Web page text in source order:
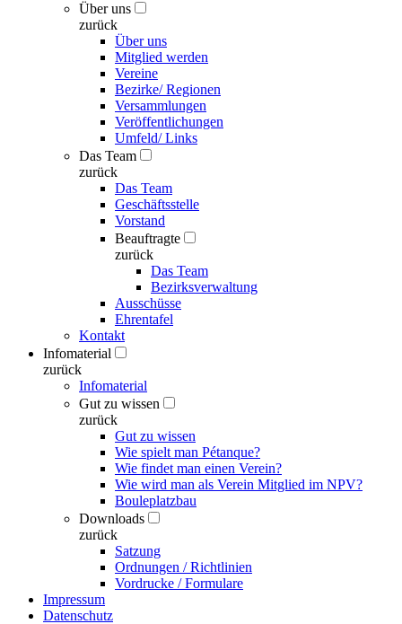
Über uns
zurück
Über uns
Mitglied werden
Vereine
Bezirke/ Regionen
Versammlungen
Veröffentlichungen
Umfeld/ Links
Das Team
zurück
Das Team
Geschäftsstelle
Vorstand
Beauftragte
zurück
Das Team
Bezirksverwaltung
Ausschüsse
Ehrentafel
Kontakt
Infomaterial
zurück
Infomaterial
Gut zu wissen
zurück
Gut zu wissen
Wie spielt man Pétanque?
Wie findet man einen Verein?
Wie wird man als Verein Mitglied im NPV?
Bouleplatzbau
Downloads
zurück
Satzung
Ordnungen / Richtlinien
Vordrucke / Formulare
Impressum
Datenschutz